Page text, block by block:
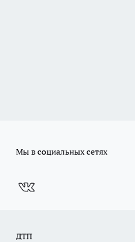
Мы в социальных сетях
ДТП